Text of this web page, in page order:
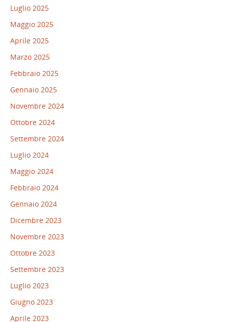
Luglio 2025
Maggio 2025
Aprile 2025
Marzo 2025
Febbraio 2025
Gennaio 2025
Novembre 2024
Ottobre 2024
Settembre 2024
Luglio 2024
Maggio 2024
Febbraio 2024
Gennaio 2024
Dicembre 2023
Novembre 2023
Ottobre 2023
Settembre 2023
Luglio 2023
Giugno 2023
Aprile 2023